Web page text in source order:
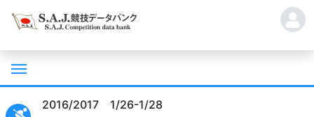
2016/2017 1/26-1/28